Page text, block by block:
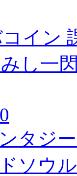
イン
し一
タジ
ソウ